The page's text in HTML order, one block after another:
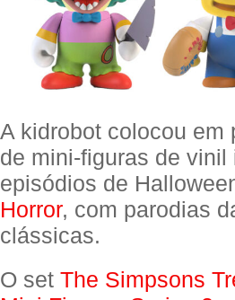
A kidrobot colocou em
de mini-figuras de
episódios de
Horror, com parodias
clássicas.
O set The Simpsons